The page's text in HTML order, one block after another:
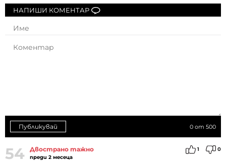
НАПИШИ КОМЕНТАР
0 от 500
Публикувай
54 Двострано тажно
преди 2 месеца
1 0